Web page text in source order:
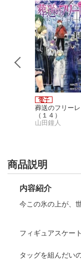
葬送のフリー
（１４）
山田鐘人
商品説明
内容紹介
今この氷の上が、
フィギュアスケー
タッグを組んだい